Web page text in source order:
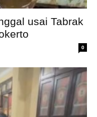
usai Tabrak
0